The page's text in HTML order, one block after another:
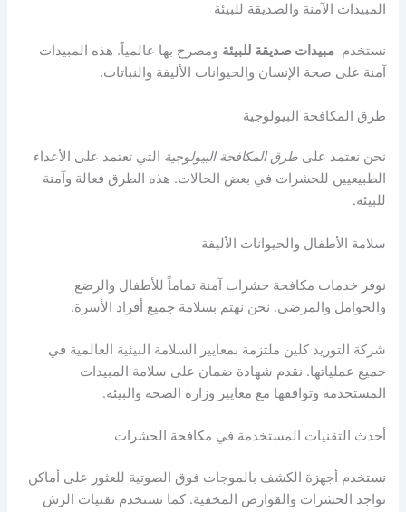
المبيدات الآمنة والصديقة للبيئة
نستخدممبيدات صديقة للبيئة ومصرح بها عالمياً. هذه المبيدات
آمنة على صحة الإنسان والحيوانات الأليفة والنباتات.
طرق المكافحة البيولوجية
نحن نعتمد علىطرق المكافحة البيولوجية التي تعتمد على الأعداء
الطبيعيين للحشرات في بعض الحالات. هذه الطرق فعالة وآمنة
للبيئة.
سلامة الأطفال والحيوانات الأليفة
نوفر خدمات مكافحة حشرات آمنة تماماً للأطفال والرضع
والحوامل والمرضى. نحن نهتم بسلامة جميع أفراد الأسرة.
شركة التوريد كلين ملتزمة بمعايير السلامة البيئية العالمية في
جميع عملياتها. نقدم شهادة ضمان على سلامة المبيدات
المستخدمة وتوافقها مع معايير وزارة الصحة والبيئة.
أحدث التقنيات المستخدمة في مكافحة الحشرات
نستخدم أجهزة الكشف بالموجات فوق الصوتية للعثور على أماكن
تواجد الحشرات والقوارض المخفية. كما نستخدم تقنيات الرش